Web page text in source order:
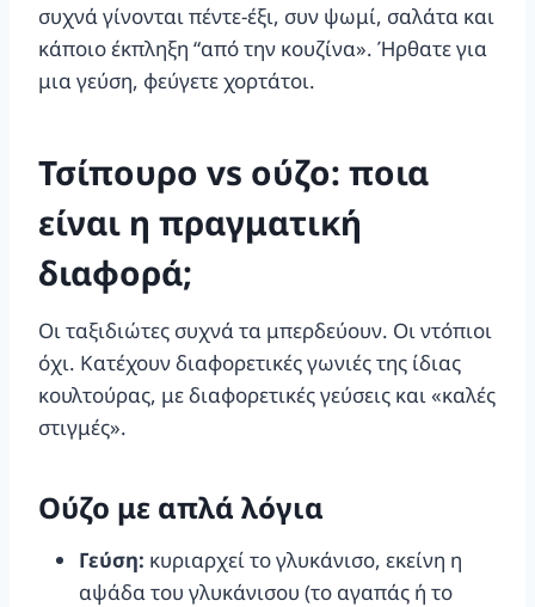
συχνά γίνονται πέντε-έξι, συν ψωμί, σαλάτα και
κάποιο έκπληξη “από την κουζίνα». Ήρθατε για
μια γεύση, φεύγετε χορτάτοι.
Τσίπουρο vs ούζο: ποια
είναι η πραγματική
διαφορά;
Οι ταξιδιώτες συχνά τα μπερδεύουν. Οι ντόπιοι
όχι. Κατέχουν διαφορετικές γωνιές της ίδιας
κουλτούρας, με διαφορετικές γεύσεις και «καλές
στιγμές».
Ούζο με απλά λόγια
Γεύση: κυριαρχεί το γλυκάνισο, εκείνη η
αψάδα του γλυκάνισου (το αγαπάς ή το